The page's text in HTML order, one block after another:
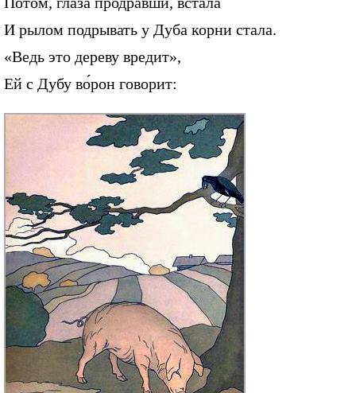
И рылом подрывать у Дуба корни стала.
«Ведь это дереву вредит»,
Ей с Дубу во́рон говорит: